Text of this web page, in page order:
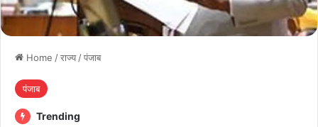
Home /राज्य /पंजाब
पंजाब
Trending